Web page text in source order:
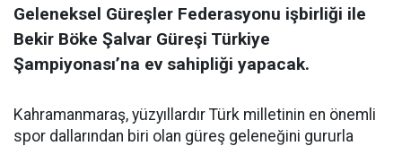
Geleneksel Güreşler Federasyonu işbirliği ile
Bekir Böke Şalvar Güreşi Türkiye
Şampiyonası’na ev sahipliği yapacak.
Kahramanmaraş, yüzyıllardır Türk milletinin en önemli
spor dallarından biri olan güreş geleneğini gururla